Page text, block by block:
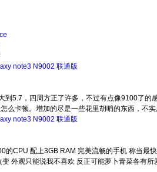
note3 N9002 联通版
到5.7，四周方正了许多，不过有点像9100了
么卡顿。增加的尽是一些花里胡哨的东西，不
note3 N9002 联通版
的CPU 配上3GB RAM 完美流畅的手机 称当最
外观只能说我不喜欢 反正可能萝卜青菜各有所